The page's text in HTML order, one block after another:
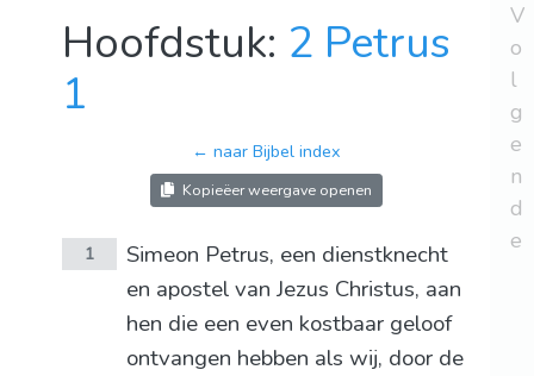
Hoofdstuk: 2 Petrus
1
← naar Bijbel index
Kopieëer weergave openen
1
Simeon Petrus, een dienstknecht
en apostel van Jezus Christus, aan
hen die een even kostbaar geloof
ontvangen hebben als wij, door de
V
o
l
g
e
n
d
e